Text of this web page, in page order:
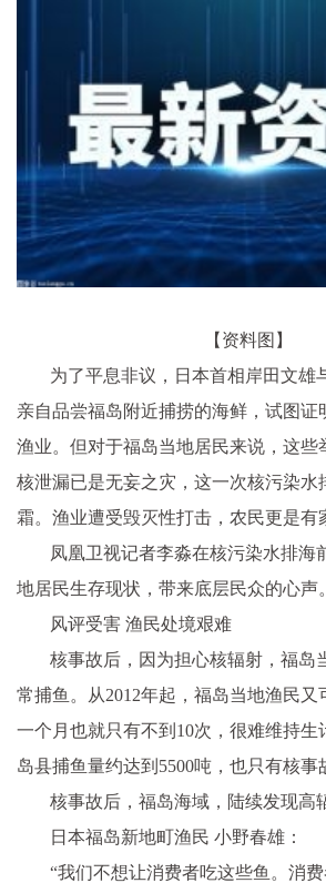
【资料图】
为了平息非议，日本首相岸田文雄
亲自品尝福岛附近捕捞的海鲜，试图证
渔业。但对于福岛当地居民来说，这些
核泄漏已是无妄之灾，这一次核污染水
霜。渔业遭受毁灭性打击，农民更是有
凤凰卫视记者李淼在核污染水排海
地居民生存现状，带来底层民众的心声。
风评受害 渔民处境艰难
核事故后，因为担心核辐射，福岛
常捕鱼。从2012年起，福岛当地渔民又
一个月也就只有不到10次，很难维持生
岛县捕鱼量约达到5500吨，也只有核事
核事故后，福岛海域，陆续发现高
日本福岛新地町渔民 小野春雄：
“我们不想让消费者吃这些鱼。消